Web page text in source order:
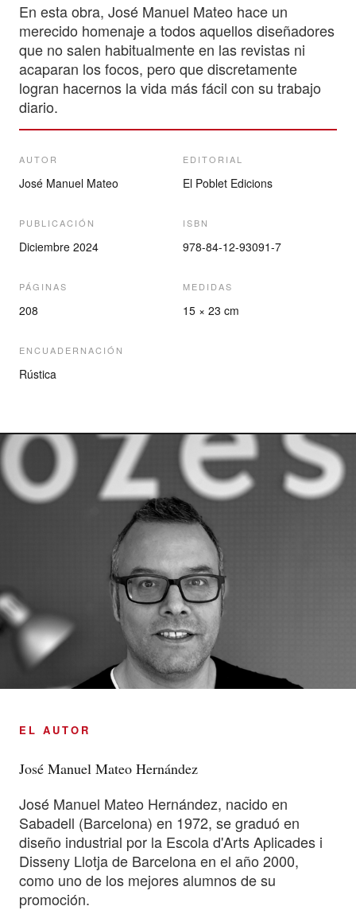
En esta obra, José Manuel Mateo hace un
merecido homenaje a todos aquellos diseñadores
que no salen habitualmente en las revistas ni
acaparan los focos, pero que discretamente
logran hacernos la vida más fácil con su trabajo
diario.
AUTOR
José Manuel Mateo
EDITORIAL
El Poblet Edicions
PUBLICACIÓN
Diciembre 2024
ISBN
978-84-12-93091-7
PÁGINAS
208
MEDIDAS
15 × 23 cm
ENCUADERNACIÓN
Rústica
EL AUTOR
José Manuel Mateo Hernández
José Manuel Mateo Hernández, nacido en
Sabadell (Barcelona) en 1972, se graduó en
diseño industrial por la Escola d'Arts Aplicades i
Disseny Llotja de Barcelona en el año 2000,
como uno de los mejores alumnos de su
promoción.